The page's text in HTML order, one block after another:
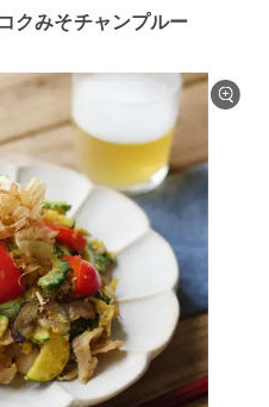
クみそチャンプルー